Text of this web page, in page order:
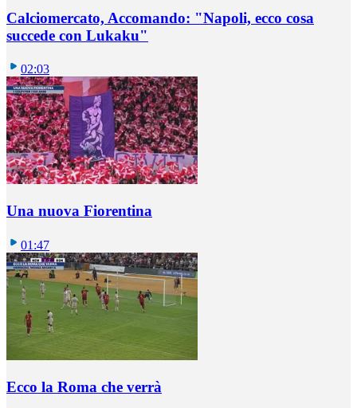
Calciomercato, Accomando: "Napoli, ecco cosa
succede con Lukaku"
02:03
Una nuova Fiorentina
01:47
Ecco la Roma che verrà